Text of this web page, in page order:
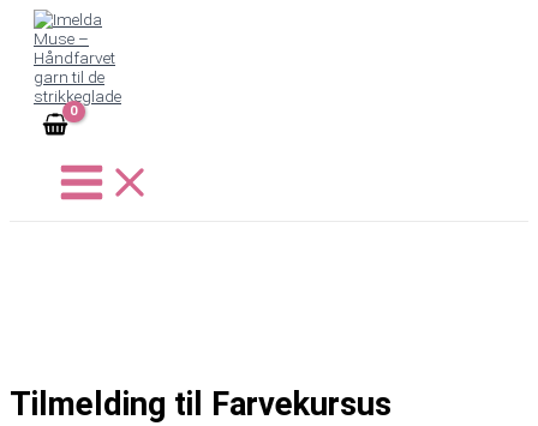
indholdet
Tilmelding til Farvekursus